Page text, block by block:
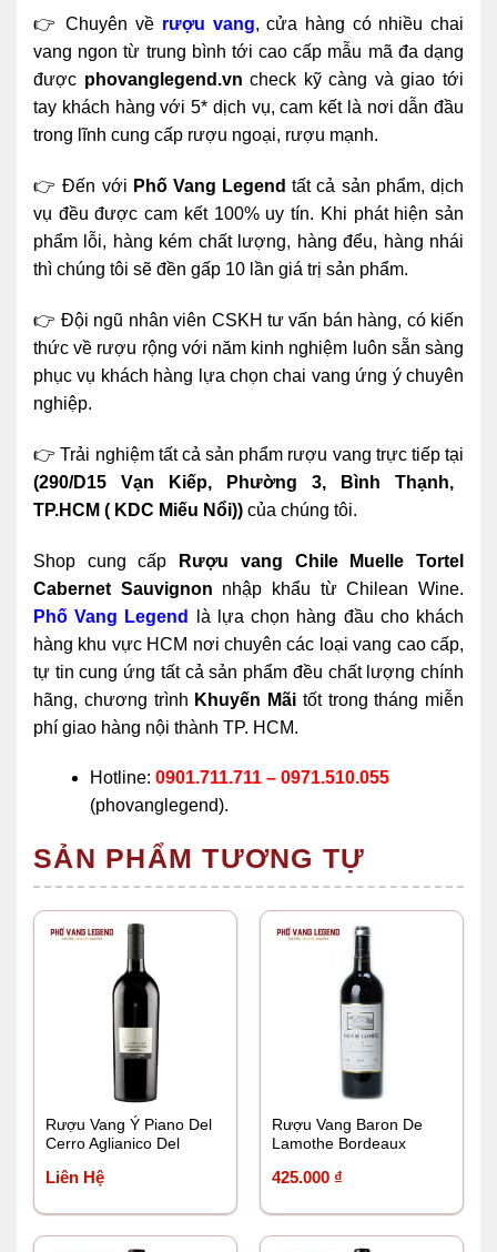
👉 Chuyên về rượu vang, cửa hàng có nhiều chai
vang ngon từ trung bình tới cao cấp mẫu mã đa dạng
được phovanglegend.vncheck kỹ càng và giao tới
tay khách hàng với 5* dịch vụ, cam kết là nơi dẫn đầu
trong lĩnh cung cấp rượu ngoại, rượu mạnh.
👉 Đến với Phố Vang Legend tất cả sản phẩm, dịch
vụ đều được cam kết 100% uy tín. Khi phát hiện sản
phẩm lỗi, hàng kém chất lượng, hàng đểu, hàng nhái
thì chúng tôi sẽ đền gấp 10 lần giá trị sản phẩm.
👉 Đội ngũ nhân viên CSKH tư vấn bán hàng, có kiến
thức về rượu rộng với năm kinh nghiệm luôn sẵn sàng
phục vụ khách hàng lựa chọn chai vang ứng ý chuyên
nghiệp.
👉 Trải nghiệm tất cả sản phẩm rượu vang trực tiếp tại
(290/D15 Vạn Kiếp, Phường 3, Bình Thạnh,
TP.HCM ( KDC Miếu Nổi)) của chúng tôi.
Shop cung cấp Rượu vang Chile Muelle Tortel
Cabernet Sauvignon nhập khẩu từ Chilean Wine.
Phố Vang Legend
là lựa chọn hàng đầu cho khách
hàng khu vực HCM nơi chuyên các loại vang cao cấp,
tự tin cung ứng tất cả sản phẩm đều chất lượng chính
hãng, chương trình Khuyến Mãi tốt trong tháng miễn
phí giao hàng nội thành TP. HCM.
Hotline: 0901.711.711 – 0971.510.055
(phovanglegend).
SẢN PHẨM TƯƠNG TỰ
Rượu Vang Ý Piano Del
Cerro Aglianico Del
Liên Hệ
Rượu Vang Baron De
Lamothe Bordeaux
425.000 ₫